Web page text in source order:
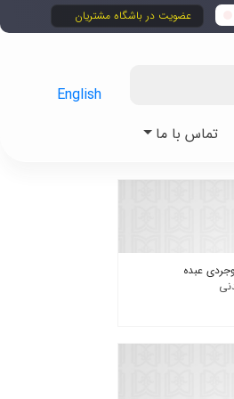
عضویت در باشگاه مشتریان
تماس با ما
English
عبده